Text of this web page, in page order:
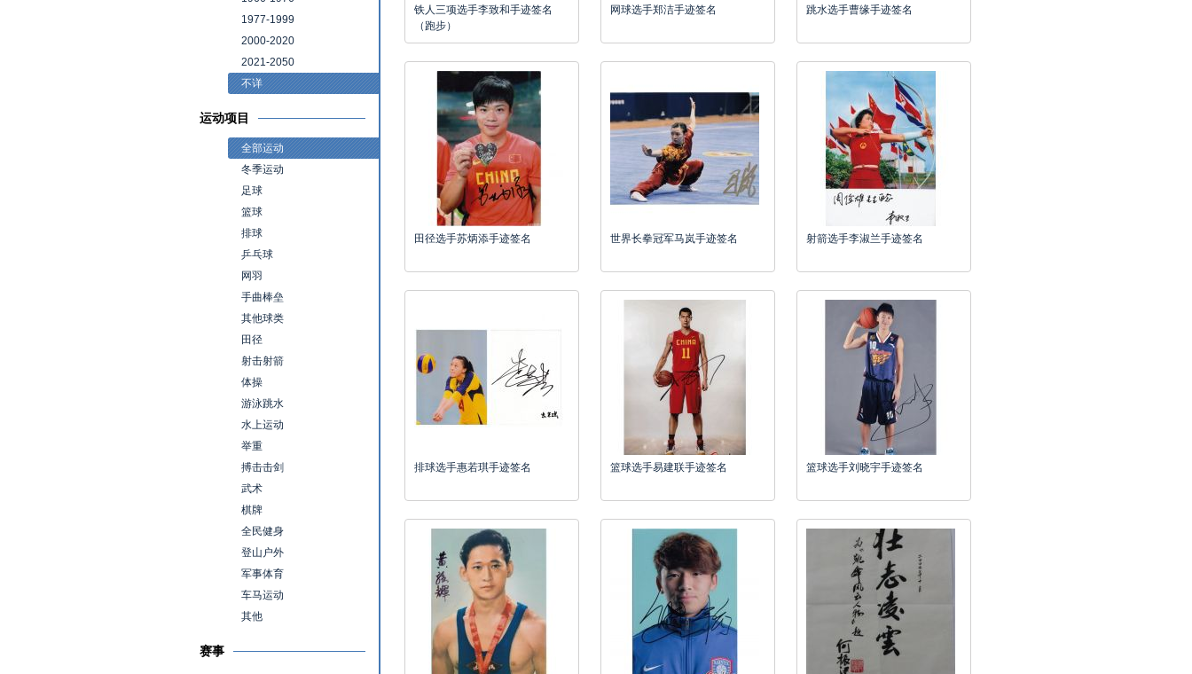
1977-1999
2000-2020
2021-2050
不详
运动项目
全部运动
冬季运动
足球
篮球
排球
乒乓球
网羽
手曲棒垒
其他球类
田径
射击射箭
体操
游泳跳水
水上运动
举重
搏击击剑
武术
棋牌
全民健身
登山户外
军事体育
车马运动
其他
赛事
铁人三项选手李致和手迹签名
（跑步）
网球选手郑洁手迹签名 跳水选手曹缘手迹签名
田径选手苏炳添手迹签名 世界长拳冠军马岚手迹签名 射箭选手李淑兰手迹签名
排球选手惠若琪手迹签名 篮球选手易建联手迹签名 篮球选手刘晓宇手迹签名